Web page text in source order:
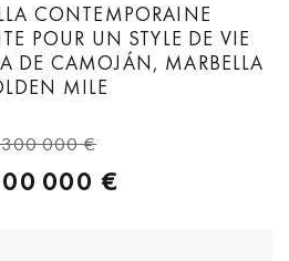
CONTEMPORAINE
POUR UN STYLE DE VIE
DE CAMOJÁN, MARBELLA
MILE
000 €
000 €